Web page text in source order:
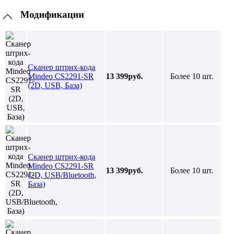
Модификации
Сканер штрих-кода
Mindeo CS2291-SR
(2D, USB, База)
13 399руб. Более 10 шт.
Сканер штрих-кода
Mindeo CS2291-SR
(2D, USB/Bluetooth,
База)
13 399руб. Более 10 шт.